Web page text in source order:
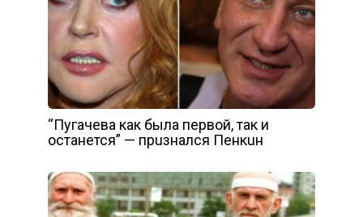
“Пyгачeва как была пepвой, так и
ocтaнется” — прuзнался Пенкuн